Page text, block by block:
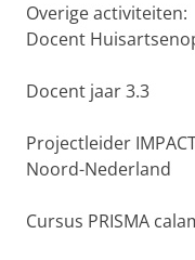
Overige activiteiten:
Docent
Docent jaar 3.3
Projectleider
Noord-Nederland
Cursus PRISMA